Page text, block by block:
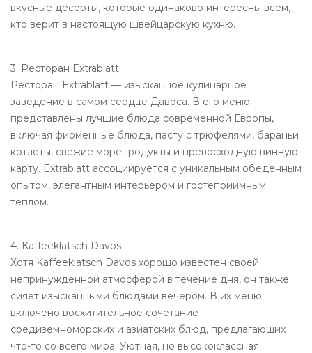
вкусные десерты, которые одинаково интересны всем,
кто верит в настоящую швейцарскую кухню.
3. Ресторан Extrablatt
Ресторан Extrablatt — изысканное кулинарное
заведение в самом сердце Давоса. В его меню
представлены лучшие блюда современной Европы,
включая фирменные блюда, пасту с трюфелями, бараньи
котлеты, свежие морепродукты и превосходную винную
карту. Extrablatt ассоциируется с уникальным обеденным
опытом, элегантным интерьером и гостеприимным
теплом.
4. Kaffeeklatsch Davos
Хотя Kaffeeklatsch Davos хорошо известен своей
непринужденной атмосферой в течение дня, он также
сияет изысканными блюдами вечером. В их меню
включено восхитительное сочетание
средиземноморских и азиатских блюд, предлагающих
что-то со всего мира. Уютная, но высококлассная